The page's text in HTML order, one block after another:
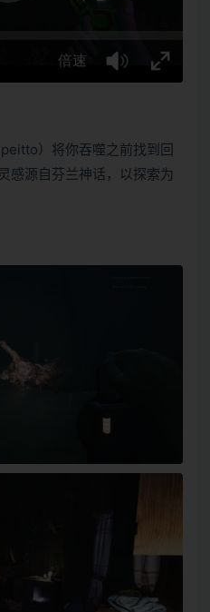
）将你吞噬之前找到回
感源自芬兰神话，以探索为